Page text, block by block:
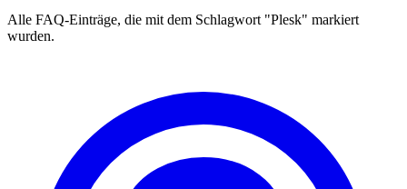
Alle FAQ-Einträge, die mit dem Schlagwort "Plesk" markiert
wurden.